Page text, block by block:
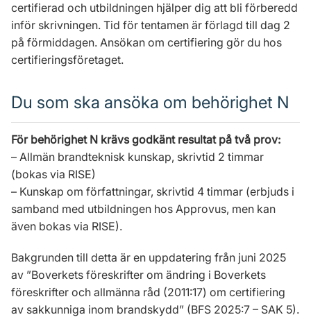
certifierad och utbildningen hjälper dig att bli förberedd
inför skrivningen. Tid för tentamen är förlagd till dag 2
på förmiddagen. Ansökan om certifiering gör du hos
certifieringsföretaget.
Du som ska ansöka om behörighet N
För behörighet N krävs godkänt resultat på två prov:
– Allmän brandteknisk kunskap, skrivtid 2 timmar
(bokas via RISE)
– Kunskap om författningar, skrivtid 4 timmar (erbjuds i
samband med utbildningen hos Approvus, men kan
även bokas via RISE).
Bakgrunden till detta är en uppdatering från juni 2025
av ”Boverkets föreskrifter om ändring i Boverkets
föreskrifter och allmänna råd (2011:17) om certifiering
av sakkunniga inom brandskydd” (BFS 2025:7 – SAK 5).